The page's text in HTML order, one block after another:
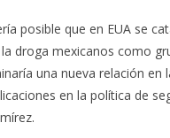
posible que en EUA se
droga mexicanos como
una nueva relación en
en la política de